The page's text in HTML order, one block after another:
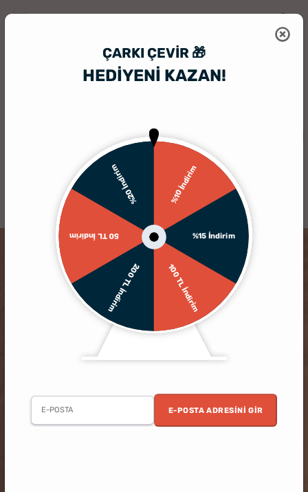
ÇARKI ÇEVIR 🎁
HEDİYENİ KAZAN!
%10 İndirim
%15 İndirim
100 TL İndirim
200 TL İndirim
50 TL İndirim
%20 İndirim
E-POSTA ADRESINI GIR